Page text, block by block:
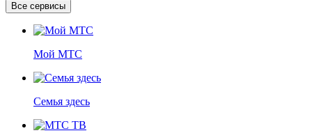
Все сервисы
Мой МТС
Семья здесь